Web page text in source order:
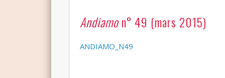
Andiamon° 49 (mars 2015)
ANDIAMO_N49